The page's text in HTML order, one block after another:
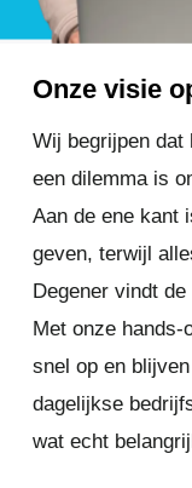
Onze visie
Wij begrijpen dat
een dilemma is
Aan de ene kant
geven, terwijl
Degener vindt
Met onze hands-
snel op en
dagelijkse
wat echt